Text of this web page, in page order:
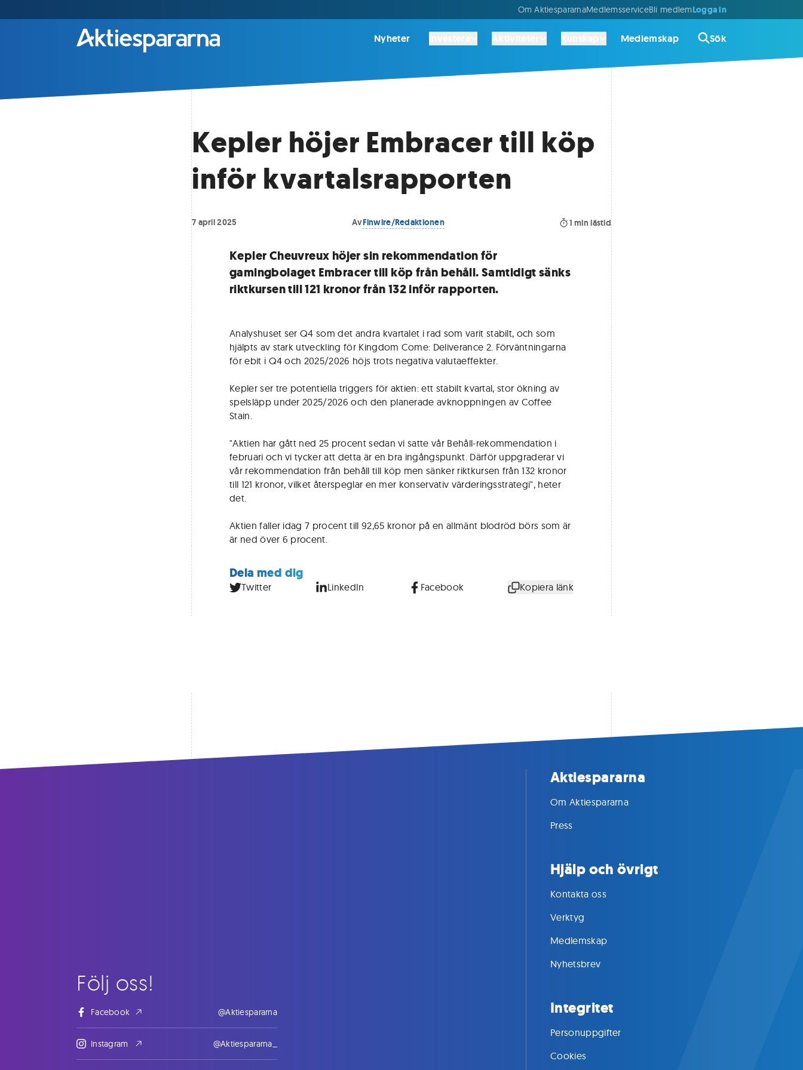
Om AktiespararnaMedlemsserviceBli medlemLogga in
Nyheter Medlemskap Sök
Kepler höjer Embracer till köp
inför kvartalsrapporten
7 april 2025 AvFinwire/Redaktionen 1 min lästid
Kepler Cheuvreux höjer sin rekommendation för
gamingbolaget Embracer till köp från behåll. Samtidigt sänks
riktkursen till 121 kronor från 132 inför rapporten.
Analyshuset ser Q4 som det andra kvartalet i rad som varit stabilt, och som
hjälpts av stark utveckling för Kingdom Come: Deliverance 2. Förväntningarna
för ebit i Q4 och 2025/2026 höjs trots negativa valutaeffekter.
Kepler ser tre potentiella triggers för aktien: ett stabilt kvartal, stor ökning av
spelsläpp under 2025/2026 och den planerade avknoppningen av Coffee
Stain.
"Aktien har gått ned 25 procent sedan vi satte vår Behåll-rekommendation i
februari och vi tycker att detta är en bra ingångspunkt. Därför uppgraderar vi
vår rekommendation från behåll till köp men sänker riktkursen från 132 kronor
till 121 kronor, vilket återspeglar en mer konservativ värderingsstrategi", heter
det.
Aktien faller idag 7 procent till 92,65 kronor på en allmänt blodröd börs som är
är ned över 6 procent.
Dela med dig
Twitter LinkedIn Facebook Kopiera länk
Följ oss!
Facebook @Aktiespararna
Instagram @Aktiespararna_
Aktiespararna
Om Aktiespararna
Press
Hjälp och övrigt
Kontakta oss
Verktyg
Medlemskap
Nyhetsbrev
Integritet
Personuppgifter
Cookies